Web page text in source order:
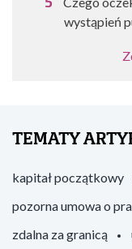
wystąpień
TEMATY
kapitał początkowy
pozorna umowa o
zdalna za granicą